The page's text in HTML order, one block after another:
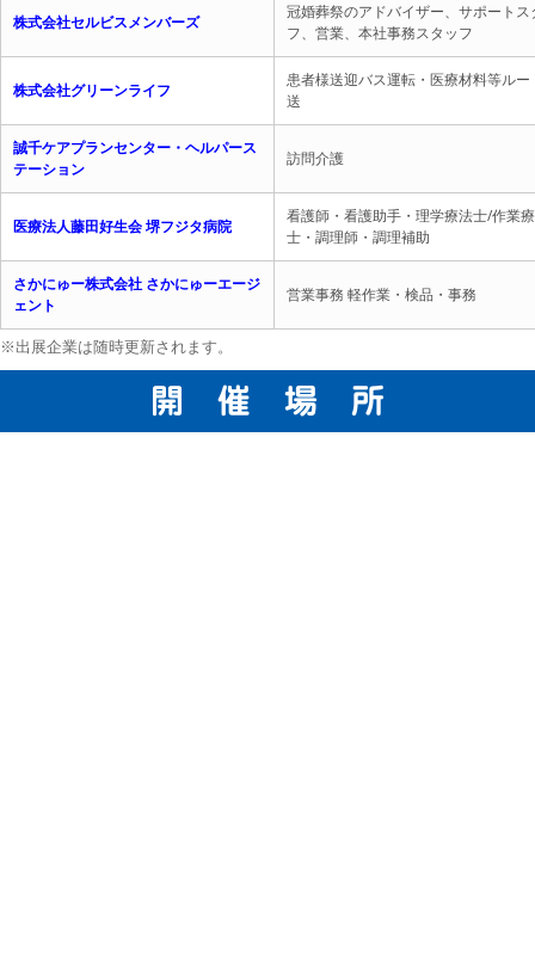
株式会社セルビスメンバーズ
冠婚葬祭のアドバイザー、サポートス
フ、営業、本社事務スタッフ
株式会社グリーンライフ
患者様送迎バス運転・医療材料等ルー
送
誠千ケアプランセンター・ヘルパース
テーション
訪問介護
医療法人藤田好生会 堺フジタ病院
看護師・看護助手・理学療法士/作業
士・調理師・調理補助
さかにゅー株式会社 さかにゅーエージ
ェント
営業事務 軽作業・検品・事務
※出展企業は随時更新されます。
開 催 場 所